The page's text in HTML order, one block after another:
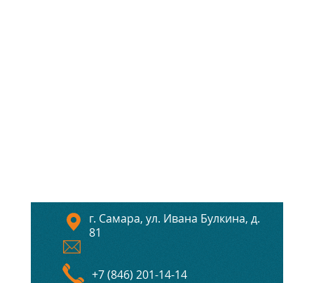
г. Самара, ул. Ивана Булкина, д.
81
+7 (846) 201-14-14